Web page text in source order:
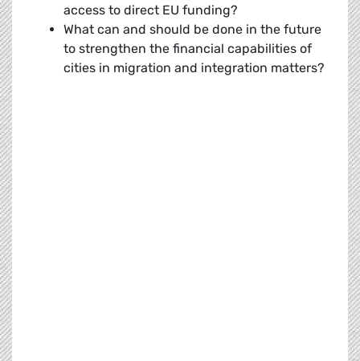
access to direct EU funding?
What can and should be done in the future
to strengthen the financial capabilities of
cities in migration and integration matters?